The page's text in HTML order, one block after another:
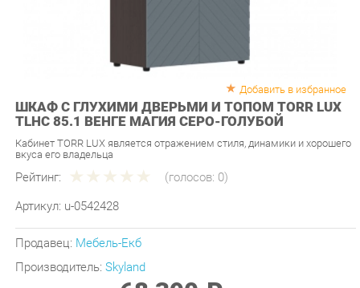
ШКАФ С ГЛУХИМИ ДВЕРЬМИ И ТОПОМ TORR LUX
TLHC 85.1 ВЕНГЕ МАГИЯ СЕРО-ГОЛУБОЙ
Кабинет TORR LUX является отражением стиля, динамики и хорошего
Рейтинг: (голосов:
Артикул: u-0542428
Продавец:
Производитель:Skyland
Последняя цена: 68 390 ₽